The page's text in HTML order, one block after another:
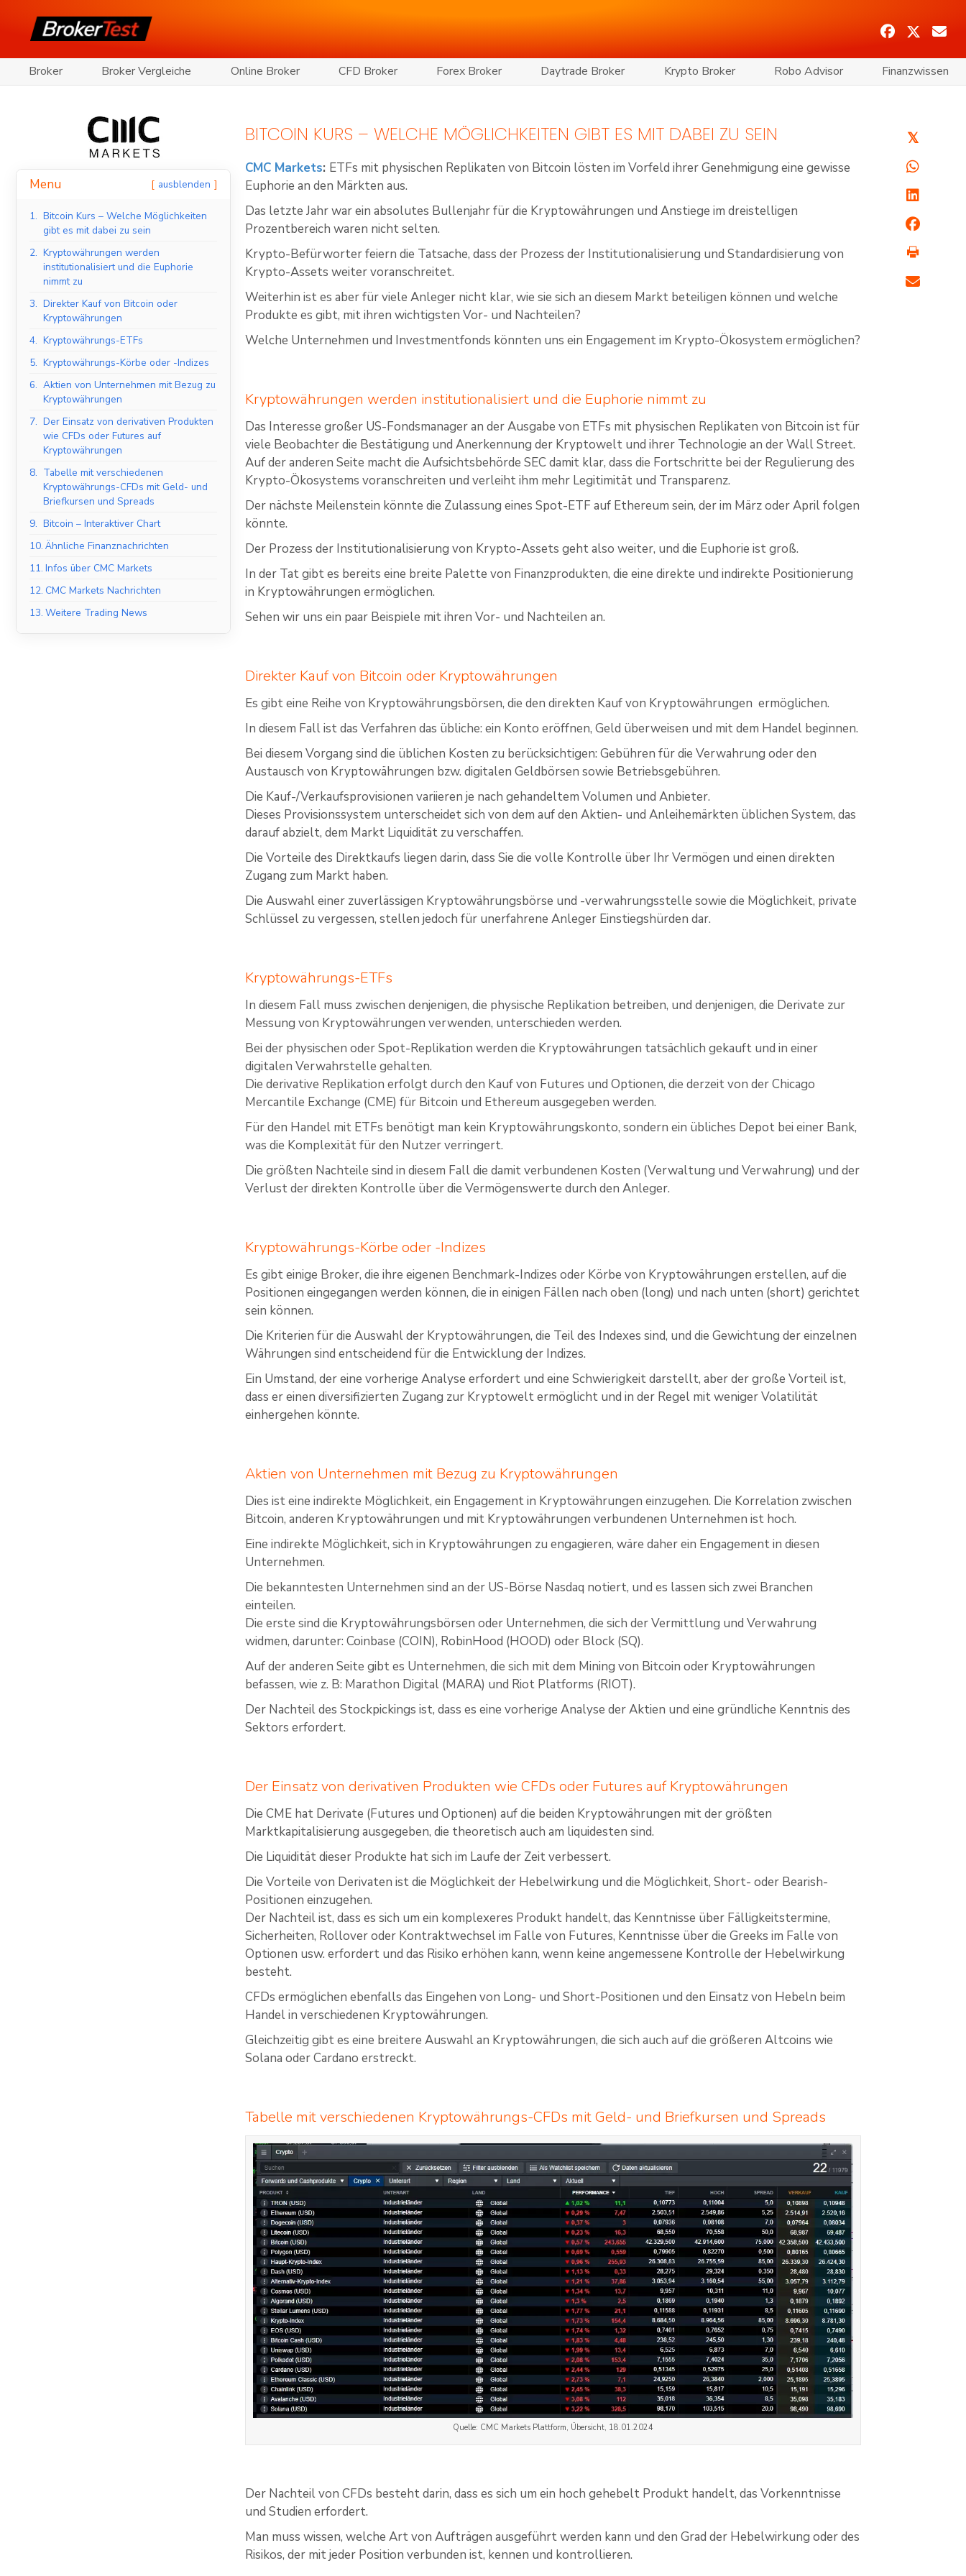
Broker Broker Vergleiche Online Broker CFD Broker Forex Broker Daytrade Broker Krypto Broker Robo Advisor Finanzwissen
Menu ausblenden
1. Bitcoin Kurs – Welche Möglichkeiten
gibt es mit dabei zu sein
2. Kryptowährungen werden
institutionalisiert und die Euphorie
nimmt zu
3. Direkter Kauf von Bitcoin oder
Kryptowährungen
4. Kryptowährungs-ETFs
5. Kryptowährungs-Körbe oder -Indizes
6. Aktien von Unternehmen mit Bezug zu
Kryptowährungen
7. Der Einsatz von derivativen Produkten
wie CFDs oder Futures auf
Kryptowährungen
8. Tabelle mit verschiedenen
Kryptowährungs-CFDs mit Geld- und
Briefkursen und Spreads
9. Bitcoin – Interaktiver Chart
10. Ähnliche Finanznachrichten
11. Infos über CMC Markets
12. CMC Markets Nachrichten
13. Weitere Trading News
BITCOIN KURS – WELCHE MÖGLICHKEITEN GIBT ES MIT DABEI ZU SEIN
CMC Markets: ETFs mit physischen Replikaten von Bitcoin lösten im Vorfeld ihrer Genehmigung eine gewisse
Euphorie an den Märkten aus.
Das letzte Jahr war ein absolutes Bullenjahr für die Kryptowährungen und Anstiege im dreistelligen
Prozentbereich waren nicht selten.
Krypto-Befürworter feiern die Tatsache, dass der Prozess der Institutionalisierung und Standardisierung von
Krypto-Assets weiter voranschreitet.
Weiterhin ist es aber für viele Anleger nicht klar, wie sie sich an diesem Markt beteiligen können und welche
Produkte es gibt, mit ihren wichtigsten Vor- und Nachteilen?
Welche Unternehmen und Investmentfonds könnten uns ein Engagement im Krypto-Ökosystem ermöglichen?
Kryptowährungen werden institutionalisiert und die Euphorie nimmt zu
Das Interesse großer US-Fondsmanager an der Ausgabe von ETFs mit physischen Replikaten von Bitcoin ist für
viele Beobachter die Bestätigung und Anerkennung der Kryptowelt und ihrer Technologie an der Wall Street.
Auf der anderen Seite macht die Aufsichtsbehörde SEC damit klar, dass die Fortschritte bei der Regulierung des
Krypto-Ökosystems voranschreiten und verleiht ihm mehr Legitimität und Transparenz.
Der nächste Meilenstein könnte die Zulassung eines Spot-ETF auf Ethereum sein, der im März oder April folgen
könnte.
Der Prozess der Institutionalisierung von Krypto-Assets geht also weiter, und die Euphorie ist groß.
In der Tat gibt es bereits eine breite Palette von Finanzprodukten, die eine direkte und indirekte Positionierung
in Kryptowährungen ermöglichen.
Sehen wir uns ein paar Beispiele mit ihren Vor- und Nachteilen an.
Direkter Kauf von Bitcoin oder Kryptowährungen
Es gibt eine Reihe von Kryptowährungsbörsen, die den direkten Kauf von Kryptowährungen ermöglichen.
In diesem Fall ist das Verfahren das übliche: ein Konto eröffnen, Geld überweisen und mit dem Handel beginnen.
Bei diesem Vorgang sind die üblichen Kosten zu berücksichtigen: Gebühren für die Verwahrung oder den
Austausch von Kryptowährungen bzw. digitalen Geldbörsen sowie Betriebsgebühren.
Die Kauf-/Verkaufsprovisionen variieren je nach gehandeltem Volumen und Anbieter.
Dieses Provisionssystem unterscheidet sich von dem auf den Aktien- und Anleihemärkten üblichen System, das
darauf abzielt, dem Markt Liquidität zu verschaffen.
Die Vorteile des Direktkaufs liegen darin, dass Sie die volle Kontrolle über Ihr Vermögen und einen direkten
Zugang zum Markt haben.
Die Auswahl einer zuverlässigen Kryptowährungsbörse und -verwahrungsstelle sowie die Möglichkeit, private
Schlüssel zu vergessen, stellen jedoch für unerfahrene Anleger Einstiegshürden dar.
Kryptowährungs-ETFs
In diesem Fall muss zwischen denjenigen, die physische Replikation betreiben, und denjenigen, die Derivate zur
Messung von Kryptowährungen verwenden, unterschieden werden.
Bei der physischen oder Spot-Replikation werden die Kryptowährungen tatsächlich gekauft und in einer
digitalen Verwahrstelle gehalten.
Die derivative Replikation erfolgt durch den Kauf von Futures und Optionen, die derzeit von der Chicago
Mercantile Exchange (CME) für Bitcoin und Ethereum ausgegeben werden.
Für den Handel mit ETFs benötigt man kein Kryptowährungskonto, sondern ein übliches Depot bei einer Bank,
was die Komplexität für den Nutzer verringert.
Die größten Nachteile sind in diesem Fall die damit verbundenen Kosten (Verwaltung und Verwahrung) und der
Verlust der direkten Kontrolle über die Vermögenswerte durch den Anleger.
Kryptowährungs-Körbe oder -Indizes
Es gibt einige Broker, die ihre eigenen Benchmark-Indizes oder Körbe von Kryptowährungen erstellen, auf die
Positionen eingegangen werden können, die in einigen Fällen nach oben (long) und nach unten (short) gerichtet
sein können.
Die Kriterien für die Auswahl der Kryptowährungen, die Teil des Indexes sind, und die Gewichtung der einzelnen
Währungen sind entscheidend für die Entwicklung der Indizes.
Ein Umstand, der eine vorherige Analyse erfordert und eine Schwierigkeit darstellt, aber der große Vorteil ist,
dass er einen diversifizierten Zugang zur Kryptowelt ermöglicht und in der Regel mit weniger Volatilität
einhergehen könnte.
Aktien von Unternehmen mit Bezug zu Kryptowährungen
Dies ist eine indirekte Möglichkeit, ein Engagement in Kryptowährungen einzugehen. Die Korrelation zwischen
Bitcoin, anderen Kryptowährungen und mit Kryptowährungen verbundenen Unternehmen ist hoch.
Eine indirekte Möglichkeit, sich in Kryptowährungen zu engagieren, wäre daher ein Engagement in diesen
Unternehmen.
Die bekanntesten Unternehmen sind an der US-Börse Nasdaq notiert, und es lassen sich zwei Branchen
einteilen.
Die erste sind die Kryptowährungsbörsen oder Unternehmen, die sich der Vermittlung und Verwahrung
widmen, darunter: Coinbase (COIN), RobinHood (HOOD) oder Block (SQ).
Auf der anderen Seite gibt es Unternehmen, die sich mit dem Mining von Bitcoin oder Kryptowährungen
befassen, wie z. B: Marathon Digital (MARA) und Riot Platforms (RIOT).
Der Nachteil des Stockpickings ist, dass es eine vorherige Analyse der Aktien und eine gründliche Kenntnis des
Sektors erfordert.
Der Einsatz von derivativen Produkten wie CFDs oder Futures auf Kryptowährungen
Die CME hat Derivate (Futures und Optionen) auf die beiden Kryptowährungen mit der größten
Marktkapitalisierung ausgegeben, die theoretisch auch am liquidesten sind.
Die Liquidität dieser Produkte hat sich im Laufe der Zeit verbessert.
Die Vorteile von Derivaten ist die Möglichkeit der Hebelwirkung und die Möglichkeit, Short- oder Bearish-
Positionen einzugehen.
Der Nachteil ist, dass es sich um ein komplexeres Produkt handelt, das Kenntnisse über Fälligkeitstermine,
Sicherheiten, Rollover oder Kontraktwechsel im Falle von Futures, Kenntnisse über die Greeks im Falle von
Optionen usw. erfordert und das Risiko erhöhen kann, wenn keine angemessene Kontrolle der Hebelwirkung
besteht.
CFDs ermöglichen ebenfalls das Eingehen von Long- und Short-Positionen und den Einsatz von Hebeln beim
Handel in verschiedenen Kryptowährungen.
Gleichzeitig gibt es eine breitere Auswahl an Kryptowährungen, die sich auch auf die größeren Altcoins wie
Solana oder Cardano erstreckt.
Tabelle mit verschiedenen Kryptowährungs-CFDs mit Geld- und Briefkursen und Spreads
Quelle: CMC Markets Plattform, Übersicht, 18.01.2024
Der Nachteil von CFDs besteht darin, dass es sich um ein hoch gehebelt Produkt handelt, das Vorkenntnisse
und Studien erfordert.
Man muss wissen, welche Art von Aufträgen ausgeführt werden kann und den Grad der Hebelwirkung oder des
Risikos, der mit jeder Position verbunden ist, kennen und kontrollieren.
𝕏